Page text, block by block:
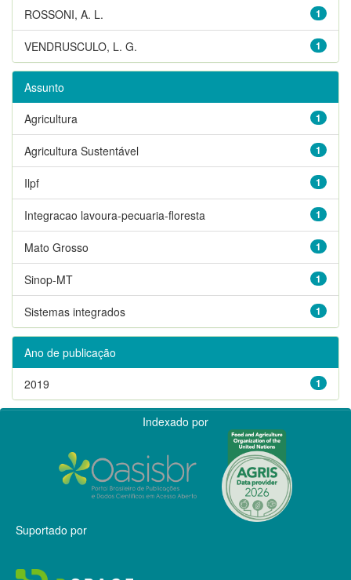
1
ROSSONI, A. L.
1
VENDRUSCULO, L. G.
Assunto
1
Agricultura
1
Agricultura Sustentável
1
Ilpf
1
Integracao lavoura-pecuaria-floresta
1
Mato Grosso
1
Sinop-MT
1
Sistemas integrados
Ano de publicação
1
2019
Indexado por
Suportado por